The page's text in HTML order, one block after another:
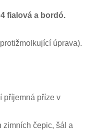
fialová a bordó.
úprava).
příjemná příze v
zimních čepic, šál a